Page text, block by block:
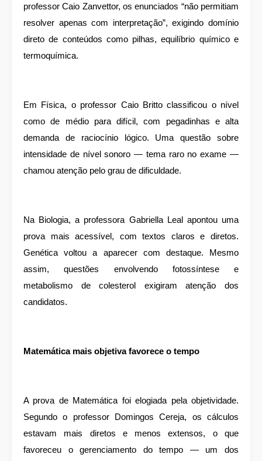
professor Caio Zanvettor, os enunciados “não permitiam
resolver apenas com interpretação”, exigindo domínio
direto de conteúdos como pilhas, equilíbrio químico e
termoquímica.
Em Física, o professor Caio Britto classificou o nível
como de médio para difícil, com pegadinhas e alta
demanda de raciocínio lógico. Uma questão sobre
intensidade de nível sonoro — tema raro no exame —
chamou atenção pelo grau de dificuldade.
Na Biologia, a professora Gabriella Leal apontou uma
prova mais acessível, com textos claros e diretos.
Genética voltou a aparecer com destaque. Mesmo
assim, questões envolvendo fotossíntese e
metabolismo de colesterol exigiram atenção dos
candidatos.
Matemática mais objetiva favorece o tempo
A prova de Matemática foi elogiada pela objetividade.
Segundo o professor Domingos Cereja, os cálculos
estavam mais diretos e menos extensos, o que
favoreceu o gerenciamento do tempo — um dos